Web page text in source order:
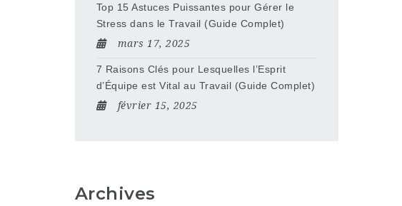
Top 15 Astuces Puissantes pour Gérer le
Stress dans le Travail (Guide Complet)
mars 17, 2025
7 Raisons Clés pour Lesquelles l’Esprit
d’Équipe est Vital au Travail (Guide Complet)
février 15, 2025
Archives